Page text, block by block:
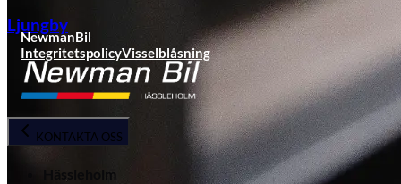
Ljungby
NewmanBil
IntegritetspolicyVisselblåsning
KONTAKTA OSS
Hässleholm